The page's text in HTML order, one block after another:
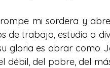
rompe mi sordera y
de trabajo, estudio o
gloria es obrar como
débil, del pobre, del